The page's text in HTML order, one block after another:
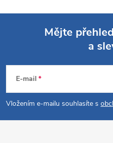
p
a
Mějte
a
E-mail
Vložením e-mailu souhlasíte s